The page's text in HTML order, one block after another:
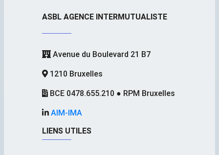
ASBL AGENCE INTERMUTUALISTE
Avenue du Boulevard 21 B7
1210 Bruxelles
BCE 0478.655.210 ● RPM Bruxelles
AIM-IMA
LIENS UTILES